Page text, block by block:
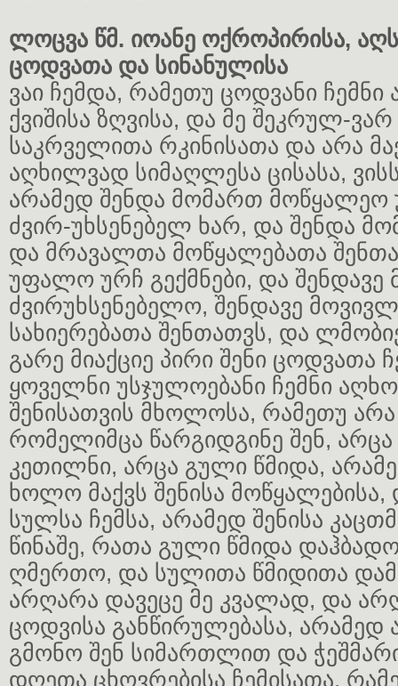
ლოცვა წმ. იოანე ოქროპირისა,
ცოდვათა და სინანულისა
ვაი ჩემდა, რამეთუ ცოდვანი
ქვიშისა ზღვისა, და მე შეკრულ-
საკრველითა რკინისათა და არა
აღხილვად სიმაღლესა ცისასა,
არამედ შენდა მომართ
ძვირ-უხსენებელ ხარ, და შენდა
და მრავალთა მოწყალებათა შენთა
უფალო ურჩ გექმნები, და შენდავე
ძვირუხსენებელო, შენდავე
სახიერებათა შენთათვს, და
გარე მიაქციე პირი შენი ცოდვათა
ყოველნი უსჯულოებანი ჩემნი
შენისათვის მხოლოსა, რამეთუ არა
რომელიმცა წარგიდგინე შენ, არცა
კეთილნი, არცა გული წმიდა,
ხოლო მაქვს შენისა მოწყალებისა,
სულსა ჩემსა, არამედ შენისა
წინაშე, რათა გული წმიდა
ღმერთო, და სულითა წმიდითა
არღარა დავეცე მე კვალად, და
ცოდვისა განწირულებასა, არამედ
გმონო შენ სიმართლით და
დღეთა ცხოვრებისა ჩემისათა,